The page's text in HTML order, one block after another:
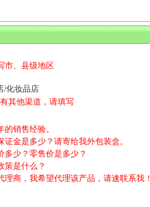
市、县级地区
/化妆品店
其他渠道，请填写
的销售经验。
证金是多少？请寄给我外包装盒。
多少？零售价是多少？
策是什么？
理商，我希望代理该产品，请速联系我！